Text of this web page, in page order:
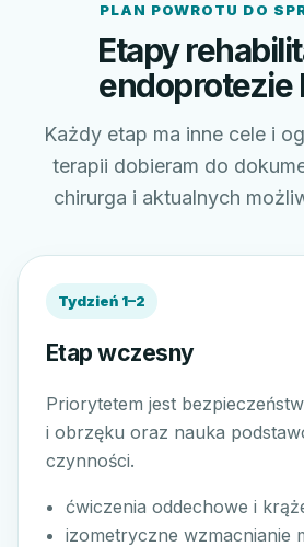
PLAN POWROTU DO
Etapy
endoprotezie
Każdy etap ma inne cele i
terapii dobieram do
chirurga i aktualnych
Tydzień 1–2
Etap wczesny
Priorytetem jest
i obrzęku oraz nauka
czynności.
ćwiczenia oddechowe i
izometryczne wzmacnianie